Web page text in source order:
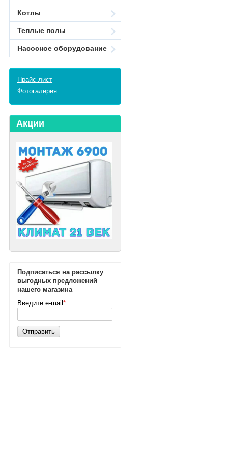
Котлы
Теплые полы
Насосное оборудование
Прайс-лист
Фотогалерея
Акции
Подписаться на рассылку
выгодных предложений
нашего магазина
Введите e-mail *
Отправить